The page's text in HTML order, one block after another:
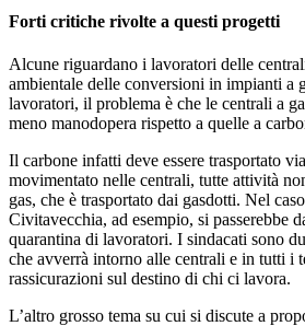
Forti critiche rivolte a questi progetti
Alcune riguardano i lavoratori delle
ambientale delle conversioni in impianti a
lavoratori, il problema è che le centrali a
meno manodopera rispetto a quelle a
Il carbone infatti deve essere trasportato
movimentato nelle centrali, tutte attività
gas, che è trasportato dai gasdotti. Nel
Civitavecchia, ad esempio, si passerebbe
quarantina di lavoratori. I sindacati sono
che avverrà intorno alle centrali e in tutti i
rassicurazioni sul destino di chi ci lavora.
L’altro grosso tema su cui si discute a